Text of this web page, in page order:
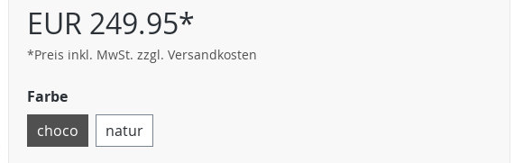
EUR 249.95*
*Preis inkl. MwSt. zzgl. Versandkosten
Farbe
choco
natur